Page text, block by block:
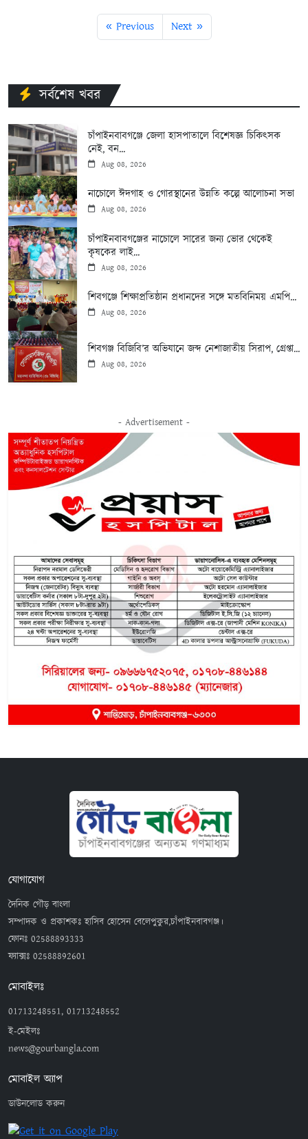
« Previous Next »
সর্বশেষ খবর
চাঁপাইনবাবগঞ্জে জেলা হাসপাতালে বিশেষজ্ঞ চিকিৎসক
নেই, বন...
Aug 08, 2026
নাচোলে ঈদগাহ ও গোরস্থানের উন্নতি কল্পে আলোচনা সভা
Aug 08, 2026
চাঁপাইনবাবগঞ্জের নাচোলে সারের জন্য ভোর থেকেই
কৃষকের লাই...
Aug 08, 2026
শিবগঞ্জে শিক্ষাপ্রতিষ্ঠান প্রধানদের সঙ্গে মতবিনিময় এমপি...
Aug 08, 2026
শিবগঞ্জ বিজিবি’র অভিযানে জব্দ নেশাজাতীয় সিরাপ, গ্রেপ্তা...
Aug 08, 2026
- Advertisement -
যোগাযোগ
দৈনিক গৌড় বাংলা
সম্পাদক ও প্রকাশকঃ হাসিব হোসেন বেলেপুকুর,চাঁপাইনবাবগঞ্জ।
ফোনঃ 02588893333
ফ্যাক্সঃ 02588892601
মোবাইলঃ
01713248551, 01713248552
ই-মেইলঃ
news@gourbangla.com
মোবাইল অ্যাপ
ডাউনলোড করুন